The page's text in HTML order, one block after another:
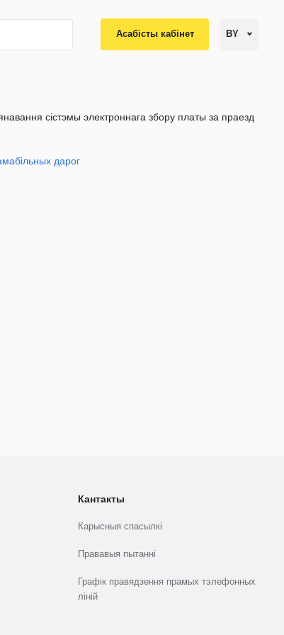
Асабісты кабінет BY
сістэмы электроннага збору платы за праезд
дарог
Кантакты
Карысныя спасылкі
Прававыя пытанні
Графік правядзення прамых тэлефонных
ліній